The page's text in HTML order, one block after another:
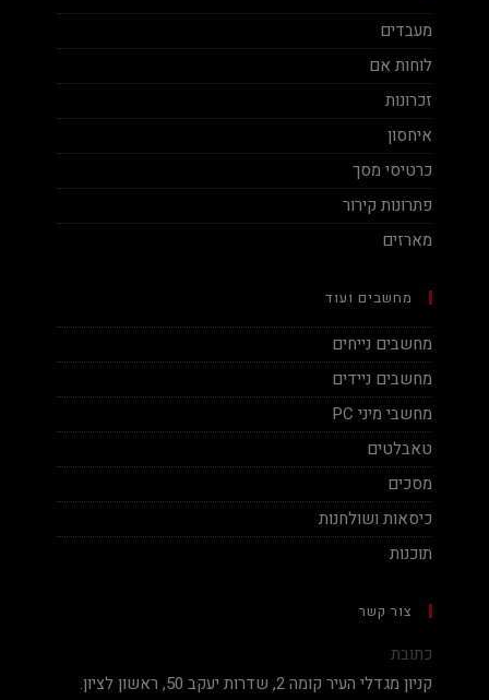
מעבדים
לוחות אם
זכרונות
איחסון
כרטיסי מסך
פתרונות קירור
מארזים
מחשבים ועוד
מחשבים נייחים
מחשבים ניידים
מחשבי מיני PC
טאבלטים
מסכים
כיסאות ושולחנות
תוכנות
צור קשר
כתובת
קניון מגדלי העיר קומה 2, שדרות יעקב 50, ראשון לציון.